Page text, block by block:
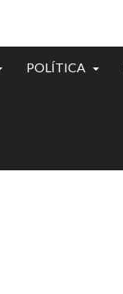
POLÍTICA